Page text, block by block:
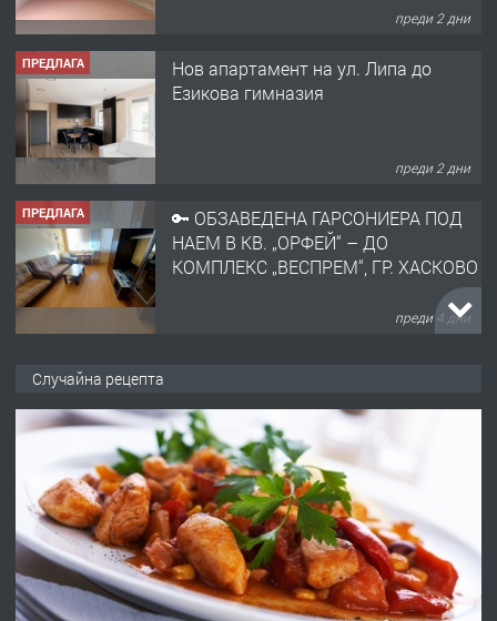
преди 2 дни
ПРЕДЛАГА
Нов апартамент на ул. Липа до
Езикова гимназия
преди 2 дни
ПРЕДЛАГА
🔑 ОБЗАВЕДЕНА ГАРСОНИЕРА ПОД
НАЕМ В КВ. „ОРФЕЙ“ – ДО
КОМПЛЕКС „ВЕСПРЕМ“, ГР. ХАСКОВО
преди 4 дни
АПАРТАМЕНТ В ЦЕНТЪРА НА ГР.
ХАСКОВО
ПРЕДЛАГА Давам гараж под наем
преди 5 дни
Случайна рецепта